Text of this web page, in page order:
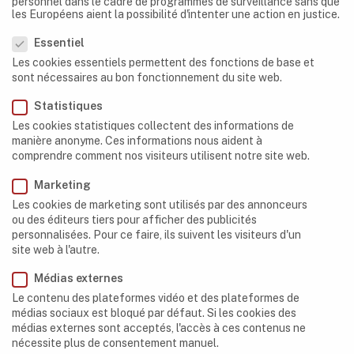
AFRIQUE DU SUD,GROTTES
Sudwala Caves – Les grottes de Mpumalanga,
les Européens aient la possibilité d'intenter une action en justice.
Essentiel
Les cookies essentiels permettent des fonctions de base et
sont nécessaires au bon fonctionnement du site web.
Statistiques
Les cookies statistiques collectent des informations de
manière anonyme. Ces informations nous aident à
comprendre comment nos visiteurs utilisent notre site web.
Marketing
Les cookies de marketing sont utilisés par des annonceurs
ou des éditeurs tiers pour afficher des publicités
personnalisées. Pour ce faire, ils suivent les visiteurs d'un
site web à l'autre.
Médias externes
Le contenu des plateformes vidéo et des plateformes de
médias sociaux est bloqué par défaut. Si les cookies des
médias externes sont acceptés, l'accès à ces contenus ne
nécessite plus de consentement manuel.